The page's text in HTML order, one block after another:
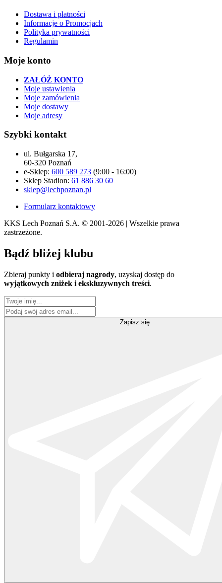
Dostawa i płatności
Informacje o Promocjach
Polityka prywatności
Regulamin
Moje konto
ZAŁÓŻ KONTO
Moje ustawienia
Moje zamówienia
Moje dostawy
Moje adresy
Szybki kontakt
ul. Bułgarska 17,
60-320 Poznań
e-Sklep: 600 589 273 (9:00 - 16:00)
Sklep Stadion: 61 886 30 60
sklep@lechpoznan.pl
Formularz kontaktowy
KKS Lech Poznań S.A. © 2001-2026 | Wszelkie prawa
zastrzeżone.
Bądź bliżej klubu
Zbieraj punkty i odbieraj nagrody, uzyskaj dostęp do
wyjątkowych zniżek i ekskluzywnych treści.
Zapisz się